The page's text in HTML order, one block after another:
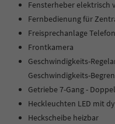
Fensterheber elektrisch
Fernbedienung für
Freisprechanlage
Frontkamera
Geschwindigkeits-
Geschwindigkeits-
Getriebe 7-Gang -
Heckleuchten LED mit
Heckscheibe heizbar